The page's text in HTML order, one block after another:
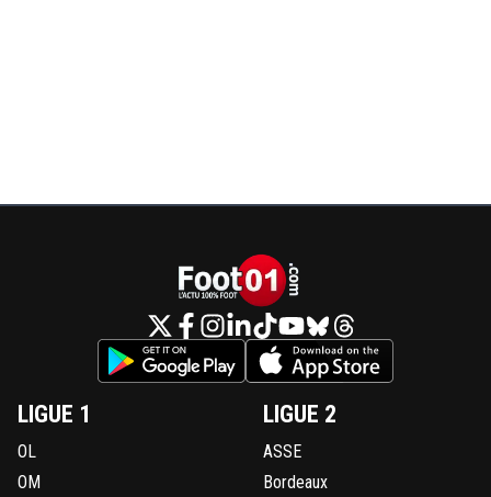
LIGUE 1
OL
OM
LIGUE 2
ASSE
Bordeaux